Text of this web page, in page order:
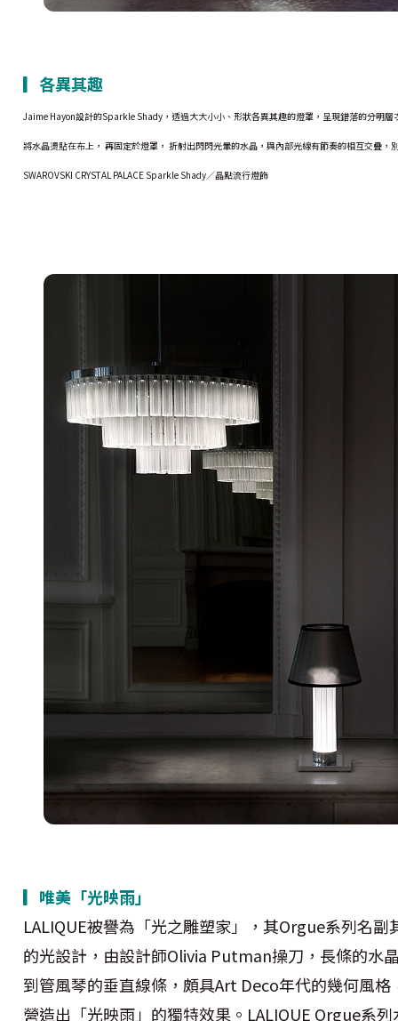
▎各異其趣
Jaime Hayon設計的Sparkle Shady，透過大大小小、形狀各異其趣的燈罩，呈現錯落的分明層
將水晶燙貼在布上， 再固定於燈罩， 折射出閃閃光暈的水晶，與內部光線有節奏的相互交疊，
SWAROVSKI CRYSTAL PALACE Sparkle Shady／晶點流行燈飾
▎唯美「光映雨」
LALIQUE被譽為「光之雕塑家」，其Orgue系列名副
的光設計，由設計師Olivia Putman操刀，長條的水
到管風琴的垂直線條，頗具Art Deco年代的幾何風格
營造出「光映雨」的獨特效果。LALIQUE Orgue系